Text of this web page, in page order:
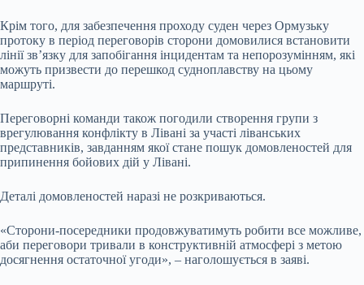
Крім того, для забезпечення проходу суден через Ормузьку
протоку в період переговорів сторони домовилися встановити
лінії зв’язку для запобігання інцидентам та непорозумінням, які
можуть призвести до перешкод судноплавству на цьому
маршруті.
Переговорні команди також погодили створення групи з
врегулювання конфлікту в Лівані за участі ліванських
представників, завданням якої стане пошук домовленостей для
припинення бойових дій у Лівані.
Деталі домовленостей наразі не розкриваються.
«Сторони-посередники продовжуватимуть робити все можливе,
аби переговори тривали в конструктивній атмосфері з метою
досягнення остаточної угоди», – наголошується в заяві.